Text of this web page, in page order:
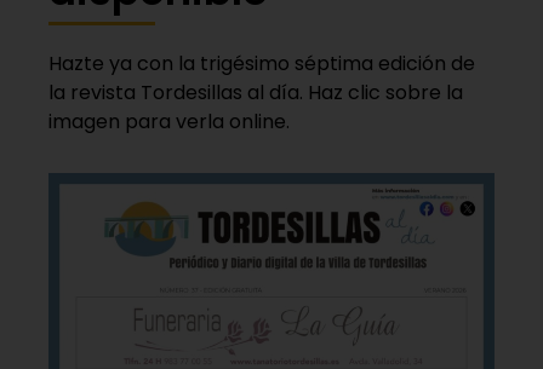
Hazte ya con la trigésimo séptima edición de
la revista Tordesillas al día. Haz clic sobre la
imagen para verla online.